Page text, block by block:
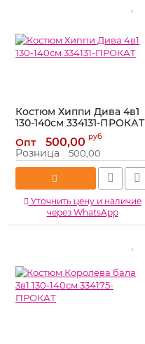
Костюм Хиппи Дива 4в1
130-140см 334131-ПРОКАТ
Артикул: 334131-ПРОКАТ
Опт 500,00 руб
Розница 500,00
Уточнить цену и наличие
через WhatsApp